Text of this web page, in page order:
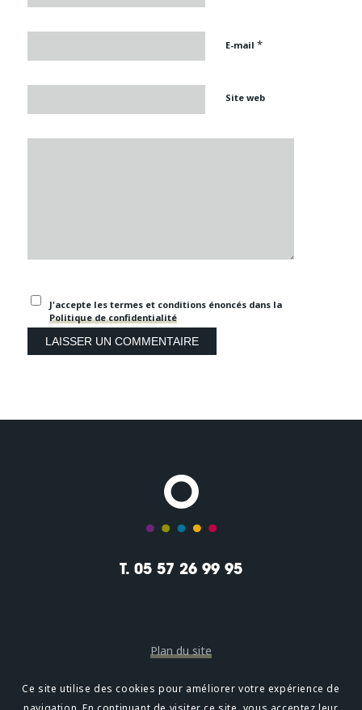
E-mail *
Site web
J'accepte les termes et conditions énoncés dans la
Politique de confidentialité
T. 05 57 26 99 95
Plan du site
Mentions légales
Ce site utilise des cookies pour améliorer votre expérience de